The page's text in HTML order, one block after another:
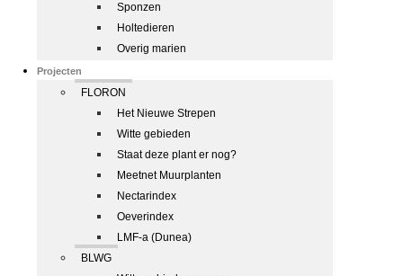
Sponzen
Holtedieren
Overig marien
Projecten
FLORON
Het Nieuwe Strepen
Witte gebieden
Staat deze plant er nog?
Meetnet Muurplanten
Nectarindex
Oeverindex
LMF-a (Dunea)
BLWG